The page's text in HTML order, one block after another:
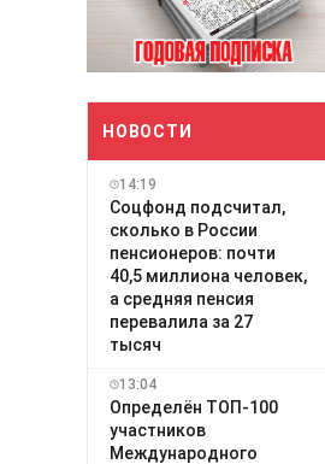
НОВОСТИ
14:19
Соцфонд подсчитал,
сколько в России
пенсионеров: почти
40,5 миллиона человек,
а средняя пенсия
перевалила за 27
тысяч
13:04
Определён ТОП-100
участников
Международного